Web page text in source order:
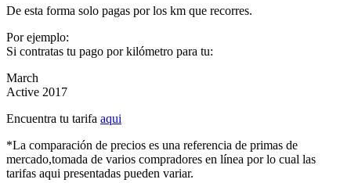
De esta forma solo pagas por los km que recorres.
Por ejemplo:
Si contratas tu pago por kilómetro para tu:
March
Active 2017
Encuentra tu tarifa aqui
*La comparación de precios es una referencia de primas de
mercado,tomada de varios compradores en línea por lo cual las
tarifas aqui presentadas pueden variar.